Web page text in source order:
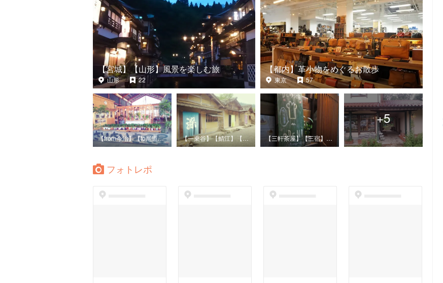
【宮城】【山形】風景を楽しむ旅
山形 22
【都内】革小物をめぐるお散歩
東京 57
【from今治】【to尾道】しまなみ海道自転車の旅♪ 【一乗谷】【鯖江】【武生】福井の歴史と物づくり 【三軒茶屋】【三宿】裏道ぶらり歩き
+5
フォトレポ